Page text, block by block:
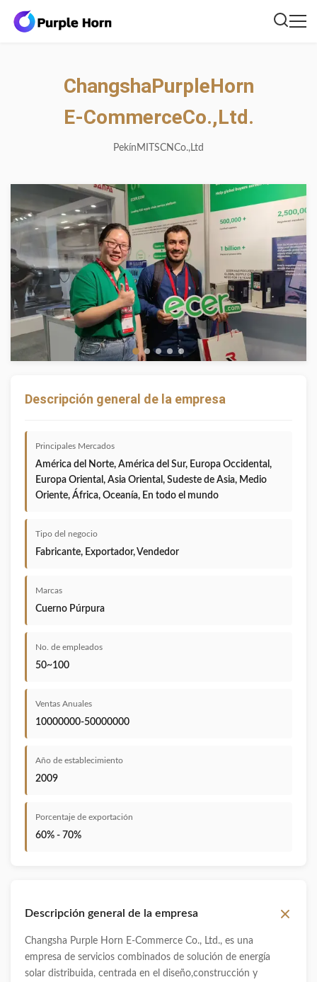
ChangshaPurpleHorn
E-CommerceCo.,Ltd.
Pekín MITSCNCo.,Ltd
Descripción general de la empresa
Principales Mercados
América del Norte, América del Sur, Europa Occidental,
Europa Oriental, Asia Oriental, Sudeste de Asia, Medio
Oriente, África, Oceanía, En todo el mundo
Tipo del negocio
Fabricante, Exportador, Vendedor
Marcas
Cuerno Púrpura
No. de empleados
50~100
Ventas Anuales
10000000-50000000
Año de establecimiento
2009
Porcentaje de exportación
60% - 70%
Descripción general de la empresa
Changsha Purple Horn E-Commerce Co., Ltd., es una
empresa de servicios combinados de solución de energía
solar distribuida, centrada en el diseño,construcción y